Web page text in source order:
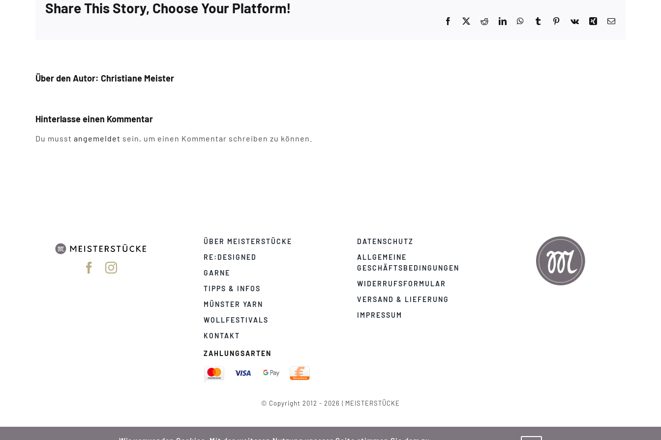
Share This Story, Choose Your Platform!
Facebook Reddit LinkedInWhatsApp
TumblrPinterest
Vk Xing
Über den Autor: Christiane Meister
Hinterlasse einen Kommentar
Du musst angemeldet sein, um einen Kommentar schreiben zu können.
ÜBER MEISTERSTÜCKE
RE:DESIGNED
GARNE
TIPPS & INFOS
MÜNSTER YARN
WOLLFESTIVALS
KONTAKT
ZAHLUNGSARTEN
DATENSCHUTZ
ALLGEMEINE
GESCHÄFTSBEDINGUNGEN
WIDERRUFSFORMULAR
VERSAND & LIEFERUNG
IMPRESSUM
© Copyright 2012 - 2026 | MEISTERSTÜCKE